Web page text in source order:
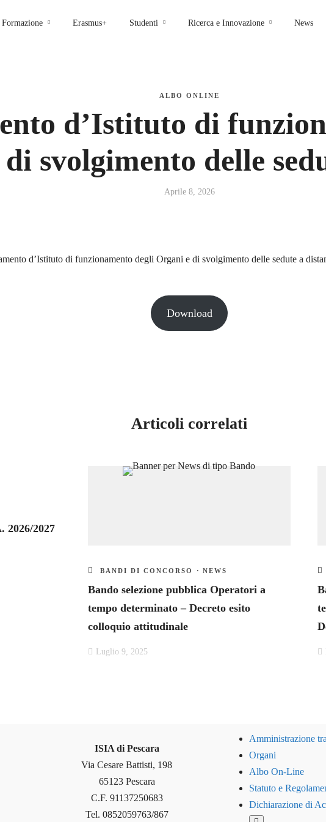
Formazione Erasmus+ Studenti Ricerca e Innovazione News
ALBO ONLINE
d’Istituto di
svolgimento delle
Aprile 8, 2026
d’Istituto di funzionamento degli Organi e di svolgimento delle sedute a
Download
Articoli correlati
2026/2027
BANDI DI CONCORSO · NEWS
Bando selezione pubblica Operatori a
tempo determinato – Decreto esito
colloquio attitudinale
Luglio 9, 2025
ISIA di Pescara
Via Cesare Battisti, 198
65123 Pescara
C.F. 91137250683
Tel. 0852059763/867
Amministrazione
Organi
Albo On-Line
Statuto e
Dichiarazione di